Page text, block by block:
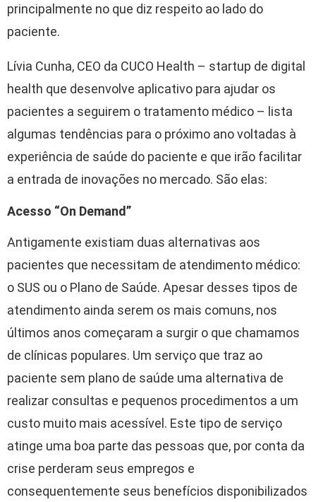
principalmente no que diz respeito ao lado do
paciente.
Lívia Cunha, CEO da CUCO Health – startup de digital
health que desenvolve aplicativo para ajudar os
pacientes a seguirem o tratamento médico – lista
algumas tendências para o próximo ano voltadas à
experiência de saúde do paciente e que irão facilitar
a entrada de inovações no mercado. São elas:
Acesso “On Demand”
Antigamente existiam duas alternativas aos
pacientes que necessitam de atendimento médico:
o SUS ou o Plano de Saúde. Apesar desses tipos de
atendimento ainda serem os mais comuns, nos
últimos anos começaram a surgir o que chamamos
de clínicas populares. Um serviço que traz ao
paciente sem plano de saúde uma alternativa de
realizar consultas e pequenos procedimentos a um
custo muito mais acessível. Este tipo de serviço
atinge uma boa parte das pessoas que, por conta da
crise perderam seus empregos e
consequentemente seus benefícios disponibilizados